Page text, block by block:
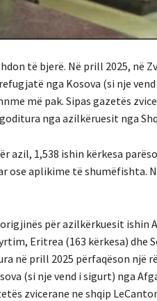
të bjerë. Në prill 2025, në
nga Kosova (si nje
më pak. Sipas gazetës
nga azilkëruesit nga
azil, 1,538 ishin kërkesa
aplikime të shumëfishta.
për azilkërkuesit ishin
Eritrea (163 kërkesa)
në prill 2025 përfaqëson një
(si nje vend i sigurt) nga
zvicerane ne shqip